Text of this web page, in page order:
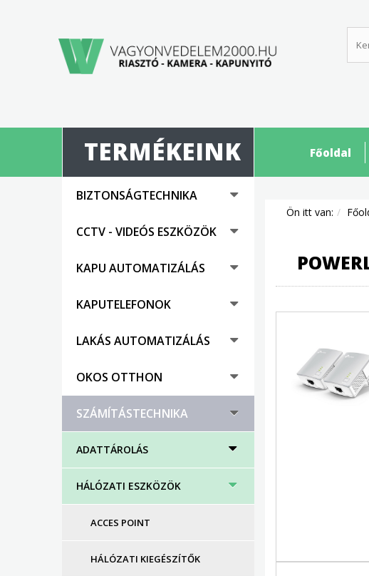
Főoldal
TERMÉKEINK
BIZTONSÁGTECHNIKA
CCTV - VIDEÓS ESZKÖZÖK
KAPU AUTOMATIZÁLÁS
KAPUTELEFONOK
LAKÁS AUTOMATIZÁLÁS
OKOS OTTHON
SZÁMÍTÁSTECHNIKA
ADATTÁROLÁS
HÁLÓZATI ESZKÖZÖK
ACCES POINT
HÁLÓZATI KIEGÉSZÍTŐK
Ön itt van: